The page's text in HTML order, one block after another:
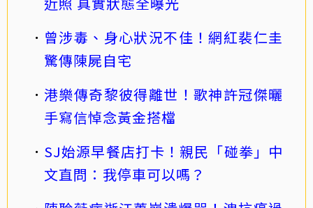
曾涉毒、身心狀況不佳！網紅裴仁圭
驚傳陳屍自宅
港樂傳奇黎彼得離世！歌神許冠傑曬
手寫信悼念黃金搭檔
SJ始源早餐店打卡！親民「碰拳」中
文直問：我停車可以嗎？